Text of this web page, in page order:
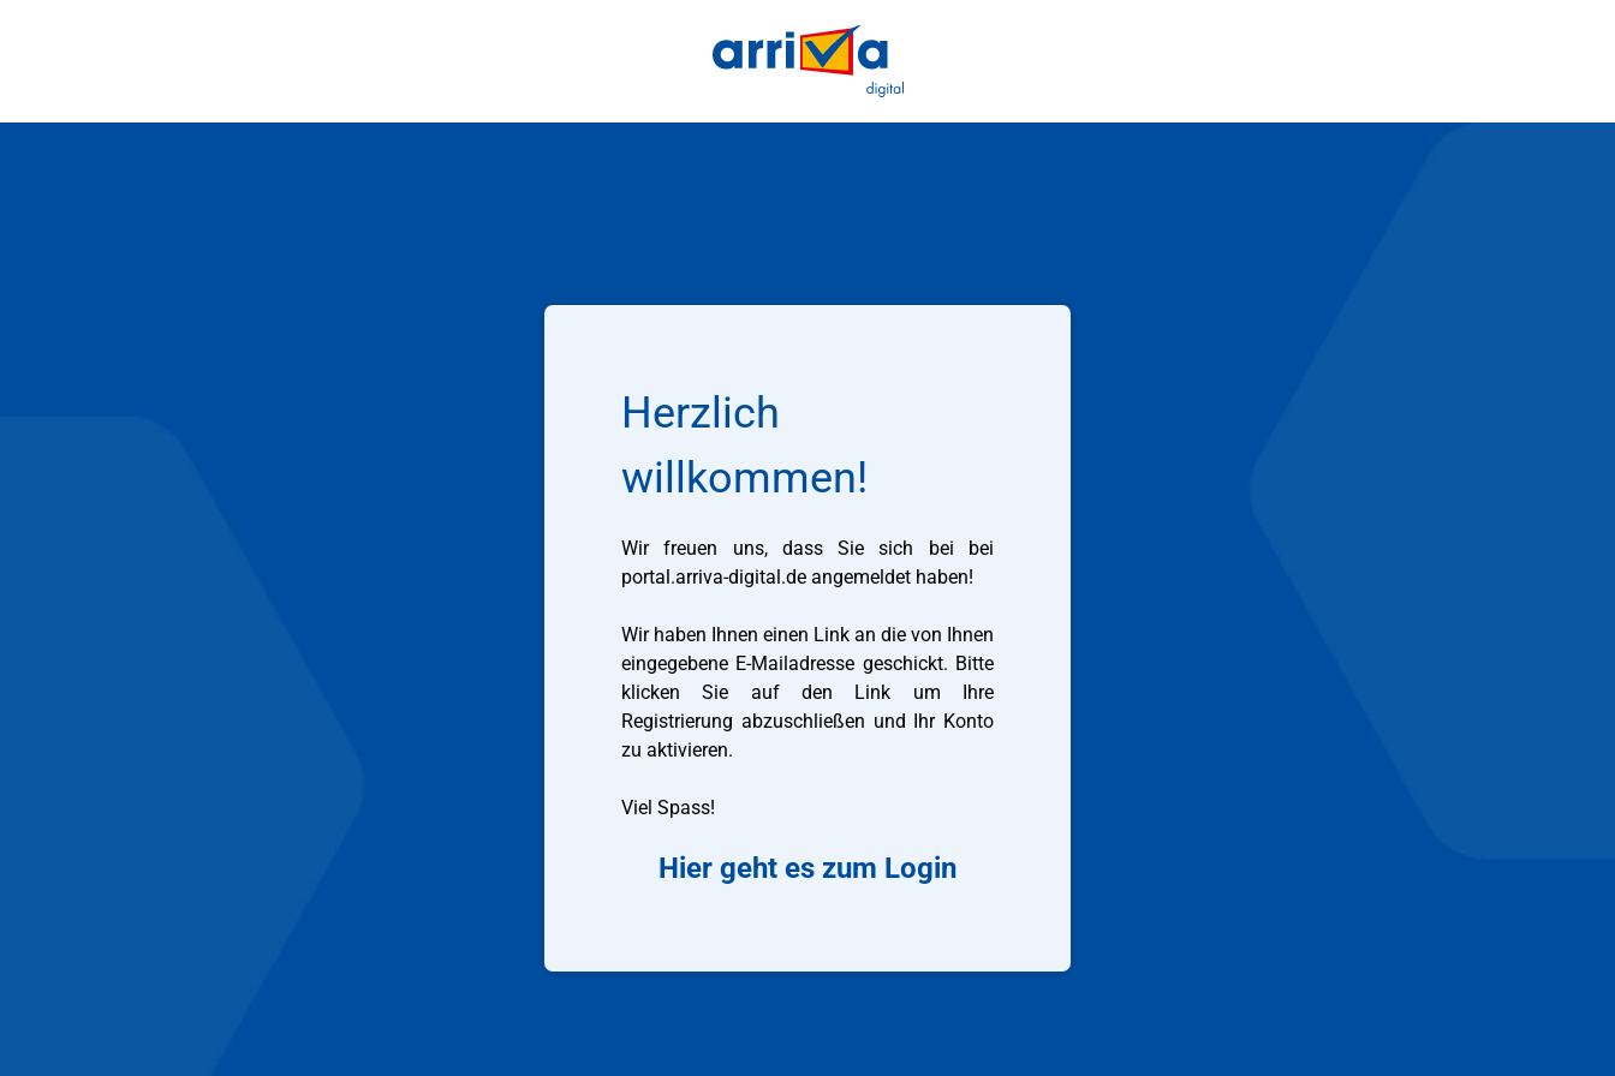
Herzlich
willkommen!
Wir freuen uns, dass Sie sich bei bei
portal.arriva-digital.de angemeldet haben!
Wir haben Ihnen einen Link an die von Ihnen
eingegebene E-Mailadresse geschickt. Bitte
klicken Sie auf den Link um Ihre
Registrierung abzuschließen und Ihr Konto
zu aktivieren.
Viel Spass!
Hier geht es zum Login